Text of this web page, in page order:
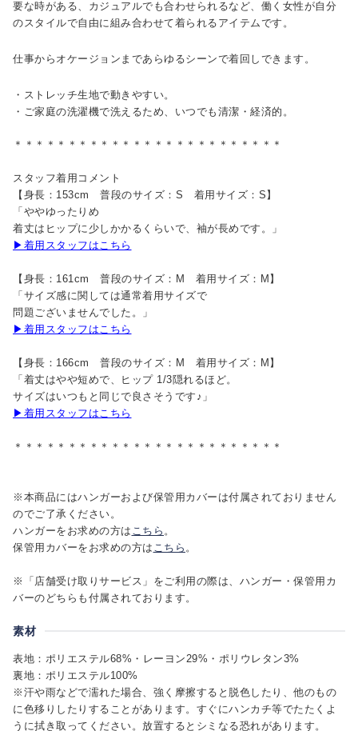
要な時がある、カジュアルでも合わせられるなど、働く女性が自分
のスタイルで自由に組み合わせて着られるアイテムです。
仕事からオケージョンまであらゆるシーンで着回しできます。
・ストレッチ生地で動きやすい。
・ご家庭の洗濯機で洗えるため、いつでも清潔・経済的。
＊＊＊＊＊＊＊＊＊＊＊＊＊＊＊＊＊＊＊＊＊＊＊＊＊
スタッフ着用コメント
【身長：153cm 普段のサイズ：S 着用サイズ：S】
「ややゆったりめ
着丈はヒップに少しかかるくらいで、袖が長めです。」
▶着用スタッフはこちら
【身長：161cm 普段のサイズ：M 着用サイズ：M】
「サイズ感に関しては通常着用サイズで
問題ございませんでした。」
▶着用スタッフはこちら
【身長：166cm 普段のサイズ：M 着用サイズ：M】
「着丈はやや短めで、ヒップ 1/3隠れるほど。
サイズはいつもと同じで良さそうです♪」
▶着用スタッフはこちら
＊＊＊＊＊＊＊＊＊＊＊＊＊＊＊＊＊＊＊＊＊＊＊＊＊
※本商品にはハンガーおよび保管用カバーは付属されておりません
のでご了承ください。
ハンガーをお求めの方は こちら 。
保管用カバーをお求めの方は こちら 。
※「店舗受け取りサービス」をご利用の際は、ハンガー・保管用カ
バーのどちらも付属されております。
素材
表地：ポリエステル68%・レーヨン29%・ポリウレタン3%
裏地：ポリエステル100%
※汗や雨などで濡れた場合、強く摩擦すると脱色したり、他のもの
に色移りしたりすることがあります。すぐにハンカチ等でたたくよ
うに拭き取ってください。放置するとシミなる恐れがあります。